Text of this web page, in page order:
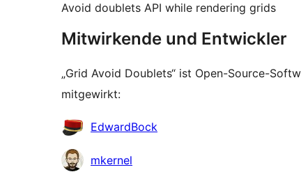
Avoid doublets API while rendering grids
Mitwirkende und Entwickler
„Grid Avoid Doublets“ ist Open-Source-
mitgewirkt:
Mitwirkende
EdwardBock
mkernel